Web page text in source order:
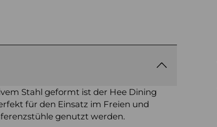
Stahl geformt ist der Hee Dining
für den Einsatz im Freien und
genutzt werden.